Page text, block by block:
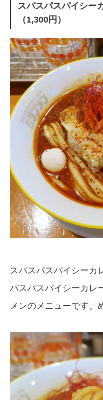
スパスパスパイシー
（1,300円）
スパスパスパイシーカ
パスパスパイシーカレ
メンのメニューです。